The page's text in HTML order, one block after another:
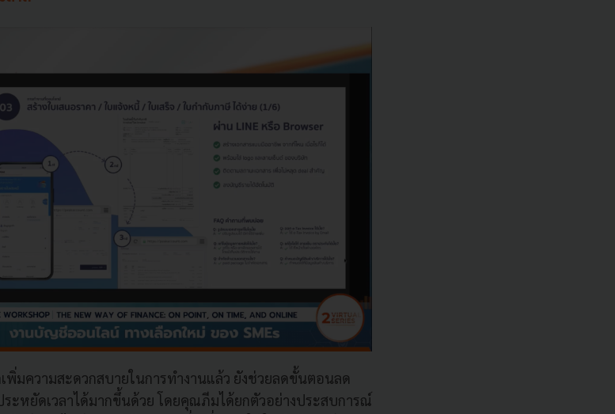
มความสะดวกสบายในการทำงานแล้ว ยังช่วยลดขั้นตอนลด
ะหยัดเวลาได้มากขึ้นด้วย โดยคุณภีมได้ยกตัวอย่างประสบการณ์